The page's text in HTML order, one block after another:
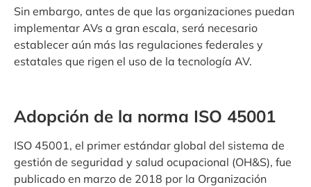
Sin embargo, antes de que las organizaciones puedan
implementar AVs a gran escala, será necesario
establecer aún más las regulaciones federales y
estatales que rigen el uso de la tecnología AV.
Adopción de la norma ISO 45001
ISO 45001, el primer estándar global del sistema de
gestión de seguridad y salud ocupacional (OH&S), fue
publicado en marzo de 2018 por la Organización